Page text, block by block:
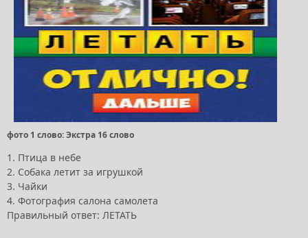
фото 1 слово: Экстра 16 слово
1. Птица в небе
2. Собака летит за игрушкой
3. Чайки
4. Фотография салона самолета
Правильный ответ: ЛЕТАТЬ